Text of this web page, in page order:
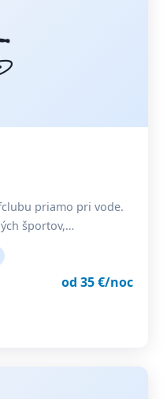
priamo pri vode.
športov,…
od 35 €/noc